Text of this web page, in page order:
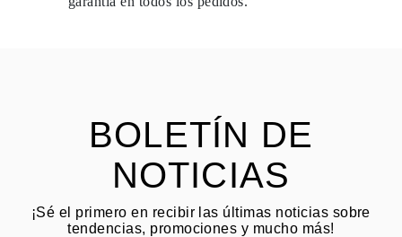
BOLETÍN DE
NOTICIAS
¡Sé el primero en recibir las últimas noticias sobre
tendencias, promociones y mucho más!